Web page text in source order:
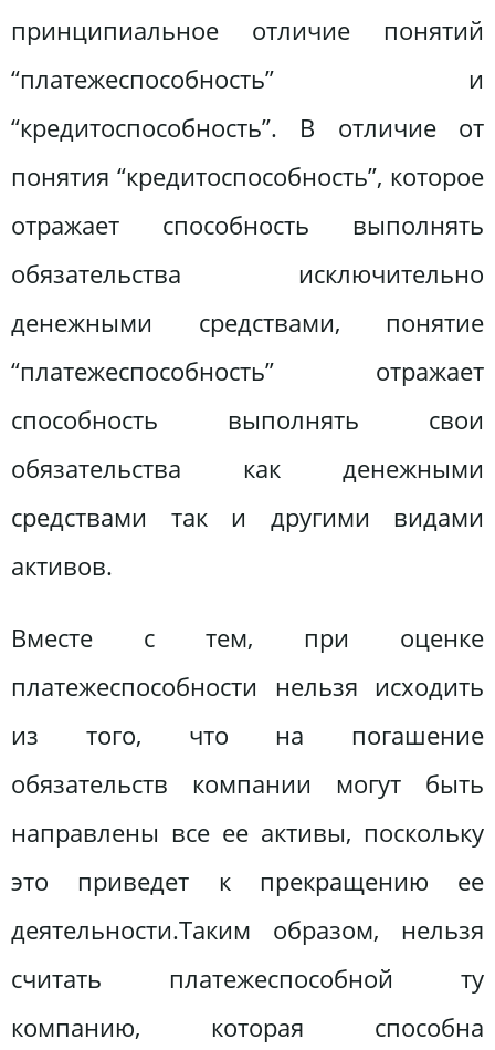
принципиальное отличие понятий
“платежеспособность” и
“кредитоспособность”. В отличие от
понятия “кредитоспособность”, которое
отражает способность выполнять
обязательства исключительно
денежными средствами, понятие
“платежеспособность” отражает
способность выполнять свои
обязательства как денежными
средствами так и другими видами
активов.
Вместе с тем, при оценке
платежеспособности нельзя исходить
из того, что на погашение
обязательств компании могут быть
направлены все ее активы, поскольку
это приведет к прекращению ее
деятельности.Таким образом, нельзя
считать платежеспособной ту
компанию, которая способна